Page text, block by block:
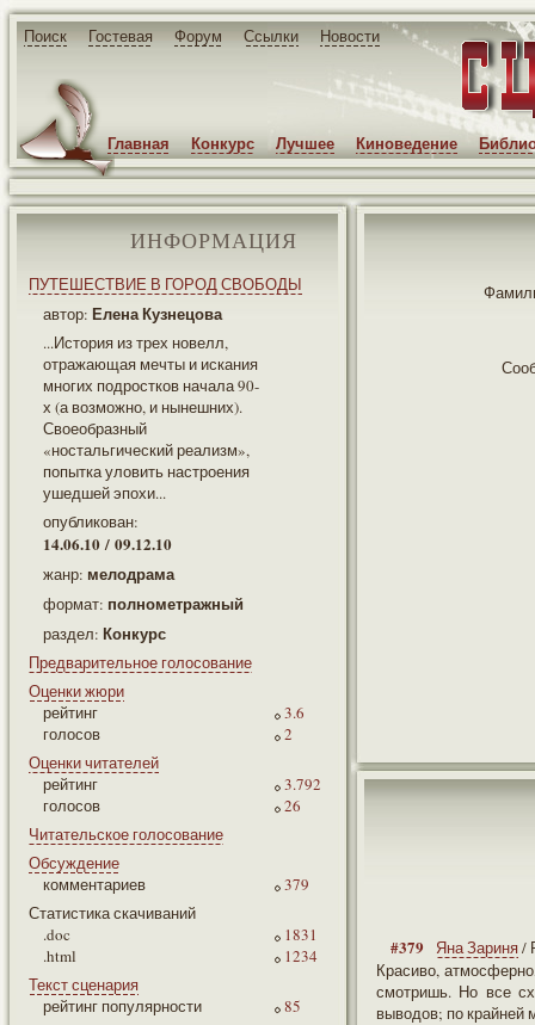
Поиск Гостевая Форум Ссылки Новости
Главная Конкурс Лучшее Киноведение
ИНФОРМАЦИЯ
ПУТЕШЕСТВИЕ В ГОРОД СВОБОДЫ
автор: Елена Кузнецова
...История из трех новелл,
отражающая мечты и искания
многих подростков начала 90-
х (а возможно, и нынешних).
Своеобразный
«ностальгический реализм»,
попытка уловить настроения
ушедшей эпохи...
опубликован:
14.06.10 / 09.12.10
жанр: мелодрама
формат: полнометражный
раздел: Конкурс
Предварительное голосование
Оценки жюри
рейтинг
3.6
голосов
2
Оценки читателей
рейтинг
3.792
голосов
26
Читательское голосование
Обсуждение
комментариев
379
Статистика скачиваний
.doc
1831
.html
1234
Текст сценария
рейтинг популярности
85
#379 Яна Зариня/
Красиво,
смотришь. Но все
выводов; по крайней